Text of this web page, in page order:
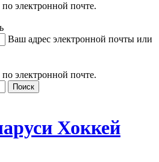
электронной почте.
Ваш адрес электронной почты или
электронной почте.
Хоккей